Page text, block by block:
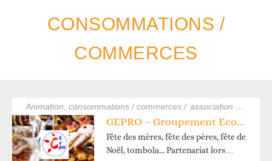
CONSOMMATIONS /
COMMERCES
animation, consommations / commerces / association de commerçants
GEPRO – Groupement Economique de PROfessionnels du Canton de Saint Michel de Maurienne
Fête des mères, fête des pères, fête de
Noël, tombola... Partenariat lors…